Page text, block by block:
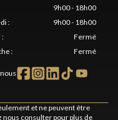
9h00 - 18h00
:
9h00 - 18h00
:
Fermé
: Fermé
et ne peuvent être
consulter pour plus de